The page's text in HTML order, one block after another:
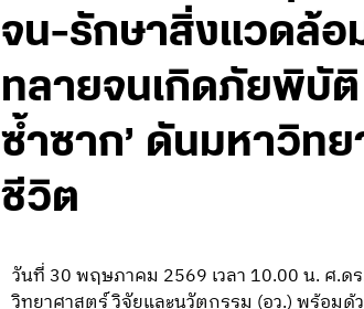
จน-รักษาสิ่งแวดล้อ
ทลายจนเกิดภัยพิบัติ
ซ้ำซาก’ ดันมหาวิท
ชีวิต
วันที่ 30 พฤษภาคม 2569 เวลา 10.00 น. ศ.
วิทยาศาสตร์ วิจัยและนวัตกรรม (อว.) พร้อม